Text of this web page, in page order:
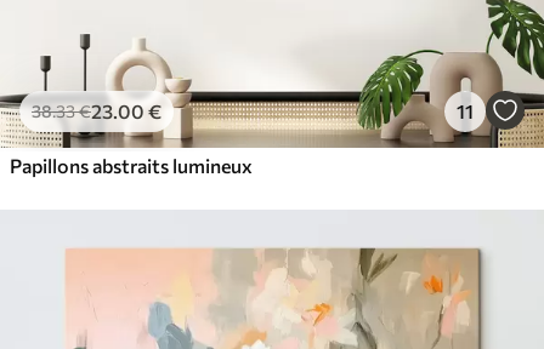
38.33€23.00 € 11
Papillons abstraits lumineux